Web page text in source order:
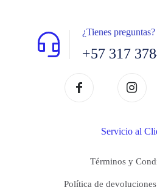
¿Tienes
+57 317
Servicio al
Términos y
Política de